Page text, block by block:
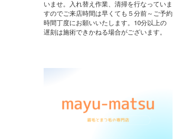
いませ。入れ替え作業、清掃を行なっていま
すのでご来店時間は早くても５分前～ご予約
時間丁度にお願いいたします。10分以上の
遅刻は施術できかねる場合がございます。